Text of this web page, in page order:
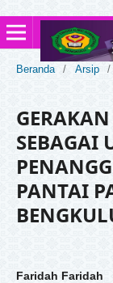
Beranda / Arsip /
SEBAGAI
PANTAI
Faridah Faridah